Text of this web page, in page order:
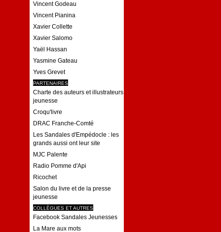
Vincent Godeau
Vincent Pianina
Xavier Collette
Xavier Salomo
Yaël Hassan
Yasmine Gateau
Yves Grevet
PARTENAIRES
Charte des auteurs et illustrateurs
jeunesse
Croqu'livre
DRAC Franche-Comté
Les Sandales d'Empédocle : les
grands aussi ont leur site
MJC Palente
Radio Pomme d'Api
Ricochet
Salon du livre et de la presse
jeunesse
COLLÈGUES ET AUTRES
Facebook Sandales Jeunesses
La Mare aux mots